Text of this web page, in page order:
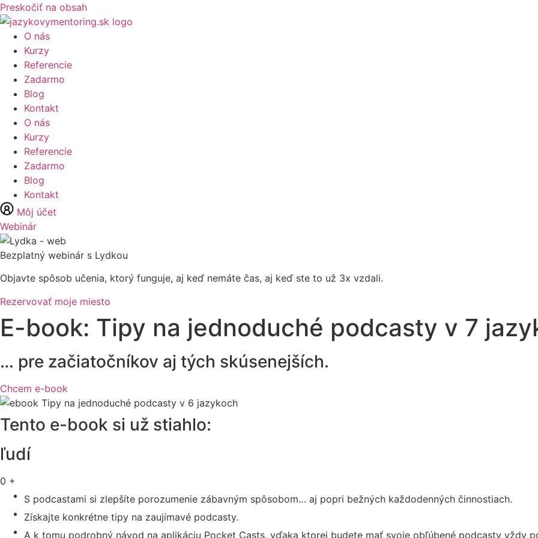
Preskočiť na obsah
O nás
Kurzy
Referencie
Zadarmo
Blog
Kontakt
O nás
Kurzy
Referencie
Zadarmo
Blog
Kontakt
Môj účet
Webinár
Bezplatný webinár s Lydkou
Objavte spôsob učenia, ktorý funguje, aj keď nemáte čas, aj keď ste to už 3x vzdali.
Rezervovať moje miesto
E-book: Tipy na jednoduché podcasty v 7
… pre začiatočníkov aj tých skúsenejších.
Chcem e-book
Tento e-book si už stiahlo:
ľudí
0 +
S podcastami si zlepšíte porozumenie zábavným spôsobom… aj popri bežných každodenných činnostiach.
Získajte konkrétne tipy na zaujímavé podcasty.
A k tomu podrobný návod na aplikáciu Pocket Casts, vďaka ktorej budete mať svoje obľúbené podcasty vždy